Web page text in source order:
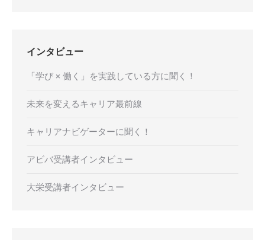
インタビュー
「学び × 働く」を実践している方に聞く！
未来を変えるキャリア最前線
キャリアナビゲーターに聞く！
アビバ受講者インタビュー
大栄受講者インタビュー